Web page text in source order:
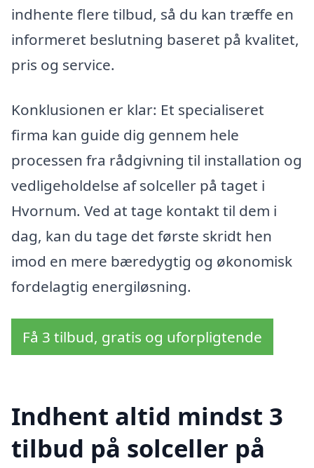
indhente flere tilbud, så du kan træffe en
informeret beslutning baseret på kvalitet,
pris og service.
Konklusionen er klar: Et specialiseret
firma kan guide dig gennem hele
processen fra rådgivning til installation og
vedligeholdelse af solceller på taget i
Hvornum. Ved at tage kontakt til dem i
dag, kan du tage det første skridt hen
imod en mere bæredygtig og økonomisk
fordelagtig energiløsning.
Få 3 tilbud, gratis og uforpligtende
Indhent altid mindst 3
tilbud på solceller på